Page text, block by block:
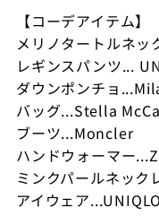
【コーデアイテム】
メリノタートルネッ
レギンスパンツ...
ダウンポンチョ
バッグ...Stella
ブーツ...Moncler
ハンドウォーマー
ミンクパールネック
アイウェア...UNIQLO